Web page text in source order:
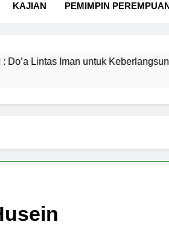
KAJIAN PEMIMPIN
Iman untuk Keberlangsungan